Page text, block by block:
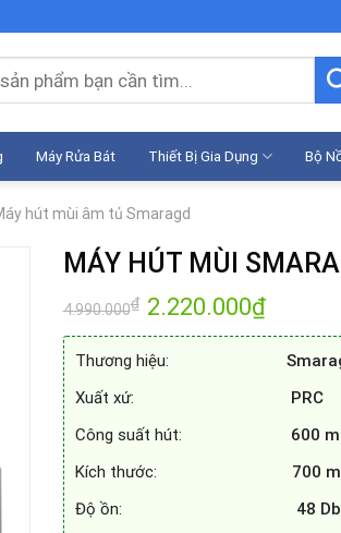
Máy Rửa Bát Thiết Bị Gia Dụng Bộ
hút mùi âm tủ Smaragd
MÁY HÚT MÙI
4.990.000₫ Giá
gốc
là:
2.220.000₫Giá
hiện
tại
Thương hiệu:
Xuất xứ:
PRC
Công suất hút:
600
Kích thước:
700
Độ ồn: 48 Db